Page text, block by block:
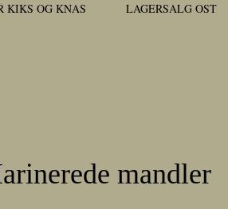
KIKS OG KNAS LAGERSALG OST
mandler